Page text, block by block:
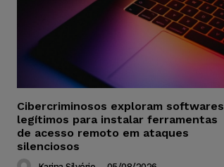
Cibercriminosos exploram softwares
legítimos para instalar ferramentas
de acesso remoto em ataques
silenciosos